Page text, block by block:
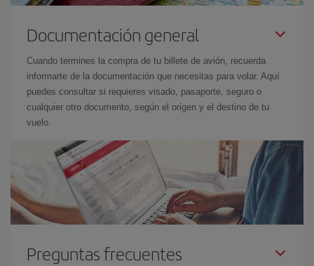
Documentación general
Cuando termines la compra de tu billete de avión, recuerda
informarte de la documentación que necesitas para volar. Aquí
puedes consultar si requieres visado, pasaporte, seguro o
cualquier otro documento, según el origen y el destino de tu
vuelo.
Preguntas frecuentes